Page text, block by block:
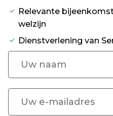
Relevante
welzijn
Dienstverlening van